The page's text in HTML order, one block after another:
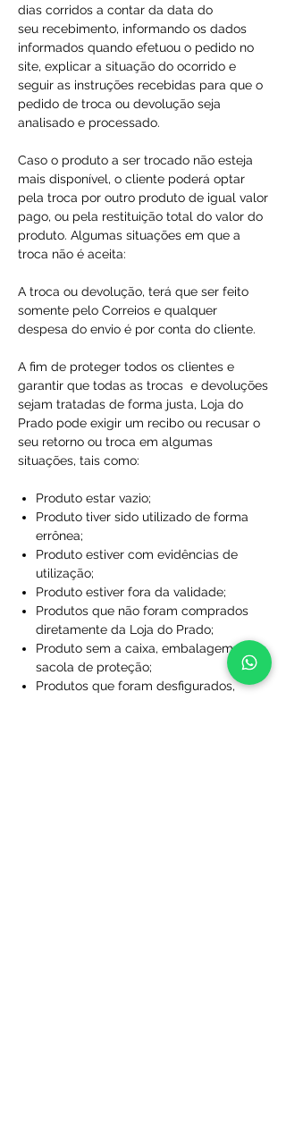
dias corridos a contar da data do
seu recebimento, informando os dados
informados quando efetuou o pedido no
site, explicar a situação do ocorrido e
seguir as instruções recebidas para que o
pedido de troca ou devolução seja
analisado e processado.
Caso o produto a ser trocado não esteja
mais disponível, o cliente poderá optar
pela troca por outro produto de igual valor
pago, ou pela restituição total do valor do
produto. Algumas situações em que a
troca não é aceita:
A troca ou devolução, terá que ser feito
somente pelo Correios e qualquer
despesa do envio é por conta do cliente.
A fim de proteger todos os clientes e
garantir que todas as trocas e devoluções
sejam tratadas de forma justa, Loja do
Prado pode exigir um recibo ou recusar o
seu retorno ou troca em algumas
situações, tais como:
Produto estar vazio;
Produto tiver sido utilizado de forma
errônea;
Produto estiver com evidências de
utilização;
Produto estiver fora da validade;
Produtos que não foram comprados
diretamente da Loja do Prado;
Produto sem a caixa, embalagem ou
sacola de proteção;
Produtos que foram desfigurados,